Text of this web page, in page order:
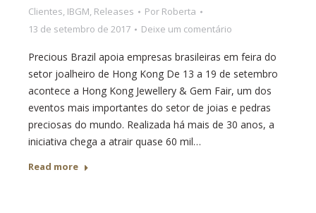
Clientes, IBGM, Releases Por Roberta
13 de setembro de 2017
Deixe um comentário
Precious Brazil apoia empresas brasileiras em feira do
setor joalheiro de Hong Kong De 13 a 19 de setembro
acontece a Hong Kong Jewellery & Gem Fair, um dos
eventos mais importantes do setor de joias e pedras
preciosas do mundo. Realizada há mais de 30 anos, a
iniciativa chega a atrair quase 60 mil…
Read more